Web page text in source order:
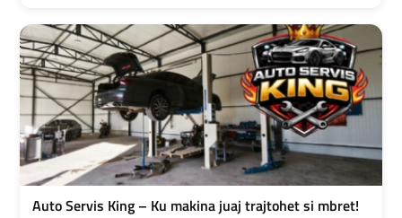
Auto Servis King – Ku makina juaj trajtohet si mbret!